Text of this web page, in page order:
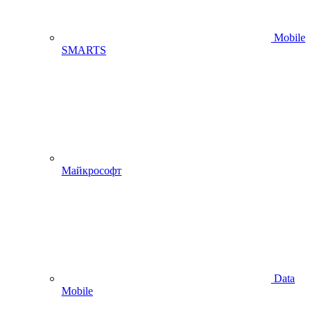
Mobile
SMARTS
Майкрософт
Data
Mobile